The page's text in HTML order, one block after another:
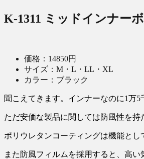
K-1311 ミッドインナー
価格：14850円
サイズ：M・L・LL・XL
カラー：ブラック
聞こえてきます。インナーなのに1万
ただ安価な製品に関しては防風性を
ポリウレタンコーティングは機能と
また防風フィルムを採用すると、高